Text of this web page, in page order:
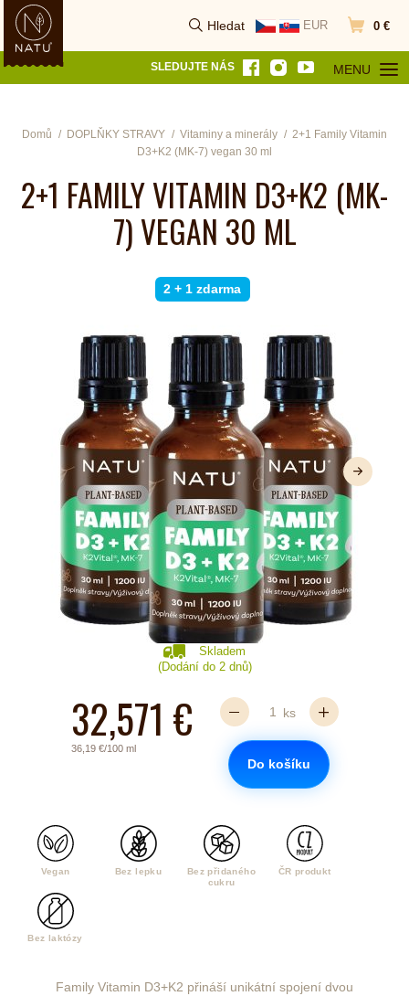
Hledat
Vyhledat
EUR
Přejít do
0 €
SLEDUJTE NÁS MENU
OTEVŘÍT
Domů DOPLŇKY STRAVY Vitaminy a minerály
2+1 Family Vitamin
D3+K2 (MK-7) vegan 30 ml
2+1 FAMILY VITAMIN D3+K2 (MK-
7) VEGAN 30 ML
2 + 1 zdarma
Další
Skladem
(Dodání do 2 dnů)
32,571 €
36,19 €/100 ml
ks
Do košíku
Vegan Bez lepku
Bez přidaného
cukru
ČR produkt
Bez laktózy
Family Vitamin D3+K2 přináší unikátní spojení dvou